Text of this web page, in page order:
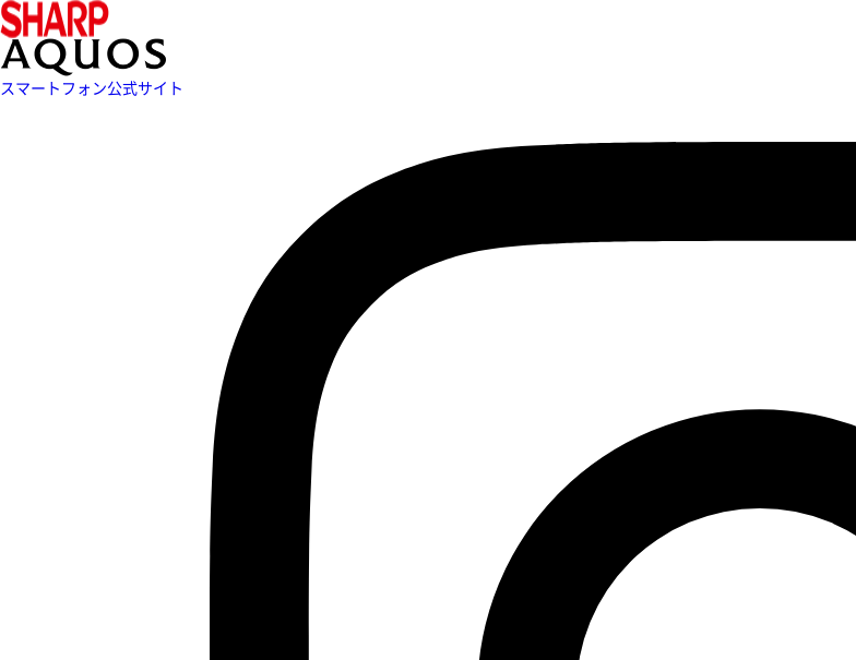
スマートフォン公式サイト